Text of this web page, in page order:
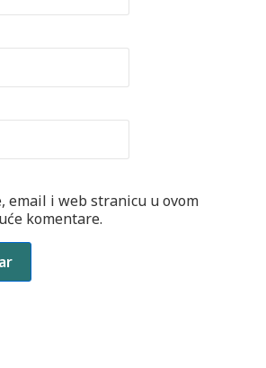
email i web stranicu u ovom
komentare.